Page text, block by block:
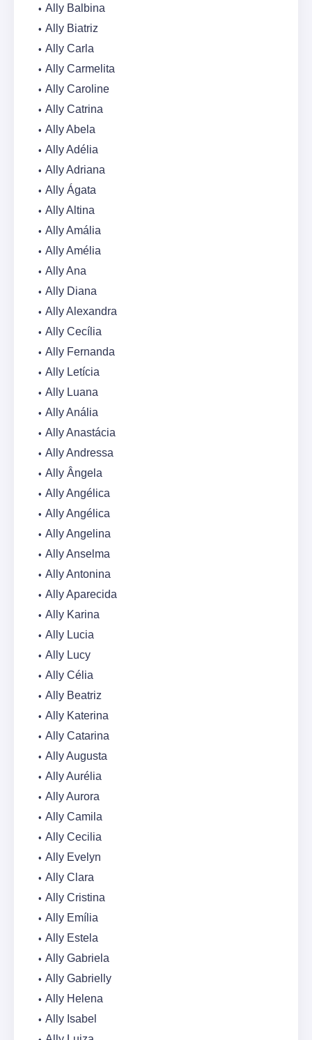
Ally Balbina
Ally Biatriz
Ally Carla
Ally Carmelita
Ally Caroline
Ally Catrina
Ally Abela
Ally Adélia
Ally Adriana
Ally Ágata
Ally Altina
Ally Amália
Ally Amélia
Ally Ana
Ally Diana
Ally Alexandra
Ally Cecília
Ally Fernanda
Ally Letícia
Ally Luana
Ally Anália
Ally Anastácia
Ally Andressa
Ally Ângela
Ally Angélica
Ally Angélica
Ally Angelina
Ally Anselma
Ally Antonina
Ally Aparecida
Ally Karina
Ally Lucia
Ally Lucy
Ally Célia
Ally Beatriz
Ally Katerina
Ally Catarina
Ally Augusta
Ally Aurélia
Ally Aurora
Ally Camila
Ally Cecilia
Ally Evelyn
Ally Clara
Ally Cristina
Ally Emília
Ally Estela
Ally Gabriela
Ally Gabrielly
Ally Helena
Ally Isabel